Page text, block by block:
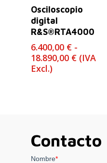
Seleccionar
Opciones
Osciloscopio
digital
R&S®RTA4000
6.400,00 € -
18.890,00 €Rango
(IVA
Excl.)
Contacto